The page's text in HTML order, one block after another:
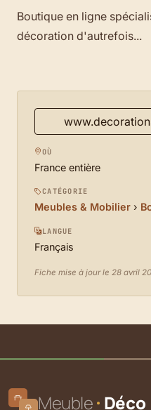
Boutique en ligne
décoration d'autrefois...
OÙ
France entière
CATÉGORIE
Meubles & Mobilier ›
LANGUE
Français
Fiche mise à jour le 28 avril
Meuble Déco